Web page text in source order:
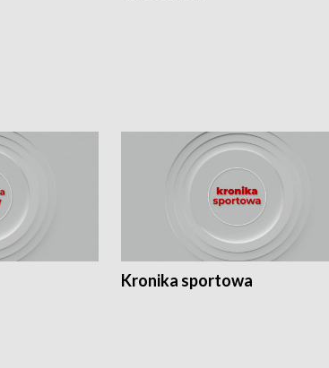
Kronika sportowa